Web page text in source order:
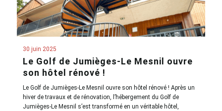
30 juin 2025
Le Golf de Jumièges-Le Mesnil ouvre
son hôtel rénové !
Le Golf de Jumièges-Le Mesnil ouvre son hôtel rénové ! Après un
hiver de travaux et de rénovation, l’hébergement du Golf de
Jumièges-Le Mesnil s’est transformé en un véritable hôtel,